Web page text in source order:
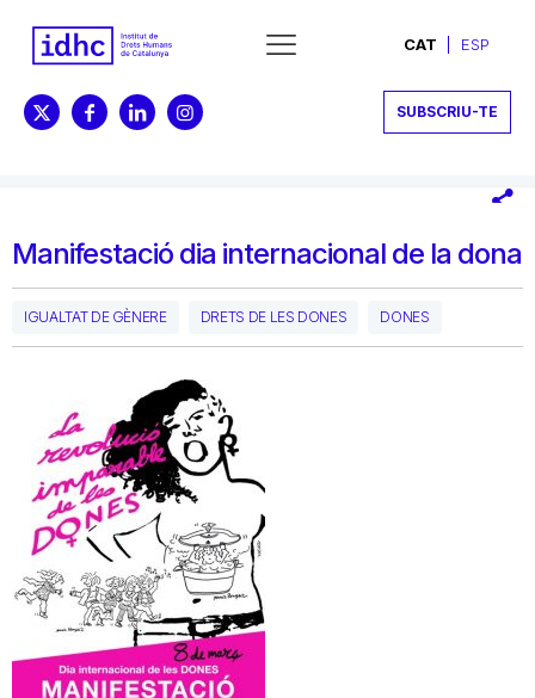
CAT ESP
SUBSCRIU-TE
Manifestació dia internacional de la dona
IGUALTAT DE GÈNERE DRETS DE LES DONES DONES